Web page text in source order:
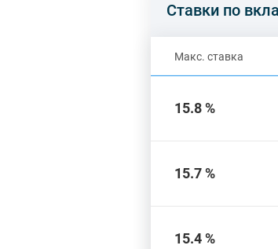
Ставки по
Макс. ставка
15.8 %
15.7 %
15.4 %